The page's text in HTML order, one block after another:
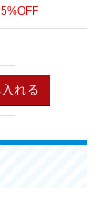
5%OFF